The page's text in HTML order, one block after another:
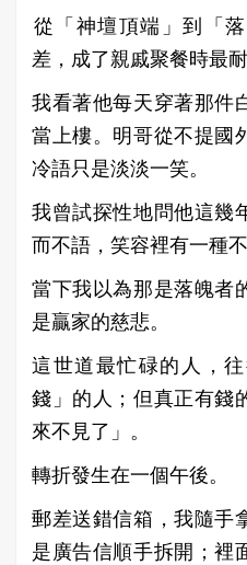
從「神壇頂端」到「
差，成了親戚聚餐時最
我看著他每天穿著那件
當上樓。明哥從不提國
冷語只是淡淡一笑。
我曾試探性地問他這幾
而不語，笑容裡有一種不
當下我以為那是落魄者
是贏家的慈悲。
這世道最忙碌的人，
錢」的人；但真正有錢
來不見了」。
轉折發生在一個午後。
郵差送錯信箱，我隨手
是廣告信順手拆開；裡